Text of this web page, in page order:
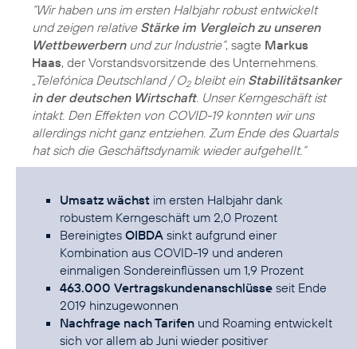
“Wir haben uns im ersten Halbjahr robust entwickelt
und zeigen relative Stärke im Vergleich zu unseren
Wettbewerbernund zur Industrie“, sagte Markus
Haas, der Vorstandsvorsitzende des Unternehmens.
„Telefónica Deutschland / O2bleibt ein Stabilitätsanker
in der deutschen Wirtschaft. Unser Kerngeschäft ist
intakt. Den Effekten von COVID-19 konnten wir uns
allerdings nicht ganz entziehen. Zum Ende des Quartals
hat sich die Geschäftsdynamik wieder aufgehellt.“
Umsatz wächst im ersten Halbjahr dank
robustem Kerngeschäft um 2,0 Prozent
Bereinigtes OIBDA sinkt aufgrund einer
Kombination aus COVID-19 und anderen
einmaligen Sondereinflüssen um 1,9 Prozent
463.000 Vertragskundenanschlüsse seit Ende
2019 hinzugewonnen
Nachfrage nach Tarifen und Roaming entwickelt
sich vor allem ab Juni wieder positiver